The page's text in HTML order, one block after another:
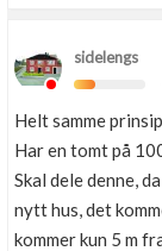
sidelengs
Helt samme
Har en tomt på
Skal dele denne,
nytt hus, det
kommer kun 5 m